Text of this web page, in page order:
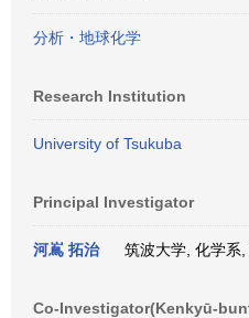
分析・地球化学
Research Institution
University of Tsukuba
Principal Investigator
河嶌 拓治 筑波大学, 化学系
Co-Investigator(Kenkyū-